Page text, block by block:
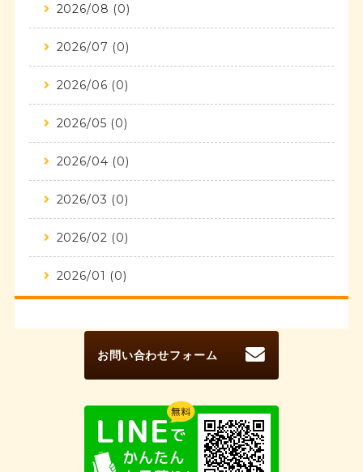
2026/08 (0)
2026/07 (0)
2026/06 (0)
2026/05 (0)
2026/04 (0)
2026/03 (0)
2026/02 (0)
2026/01 (0)
お問い合わせフォーム